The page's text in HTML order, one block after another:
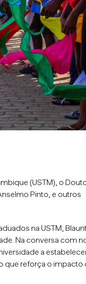
(USTM), o
Pinto, e outros
na USTM,
Na conversa com
a
que reforça o impacto